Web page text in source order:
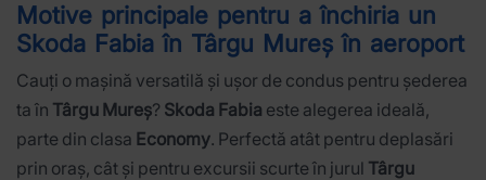
Motive principale pentru a închiria un
Skoda Fabia în Târgu Mureș în aeroport
Cauți o mașină versatilă și ușor de condus pentru șederea
ta în Târgu Mureș? Skoda Fabia este alegerea ideală,
parte din clasa Economy. Perfectă atât pentru deplasări
prin oraș, cât și pentru excursii scurte în jurul Târgu